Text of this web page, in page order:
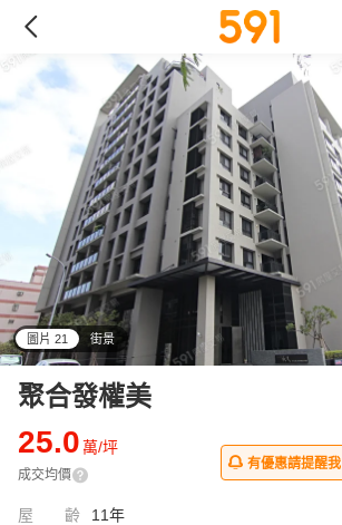
圖片 21 街景
聚合發權美
25.0萬/坪
成交均價
有優惠請提醒我
屋齡 11年